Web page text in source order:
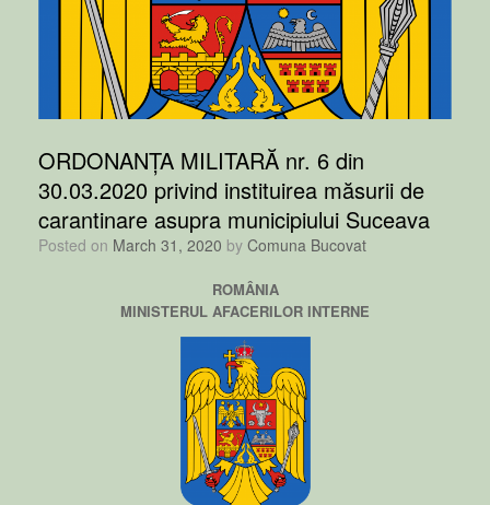
ORDONANȚA MILITARĂ nr. 6 din
30.03.2020 privind instituirea măsurii de
carantinare asupra municipiului Suceava
Posted on March 31, 2020 by Comuna Bucovat
ROMÂNIA
MINISTERUL AFACERILOR INTERNE